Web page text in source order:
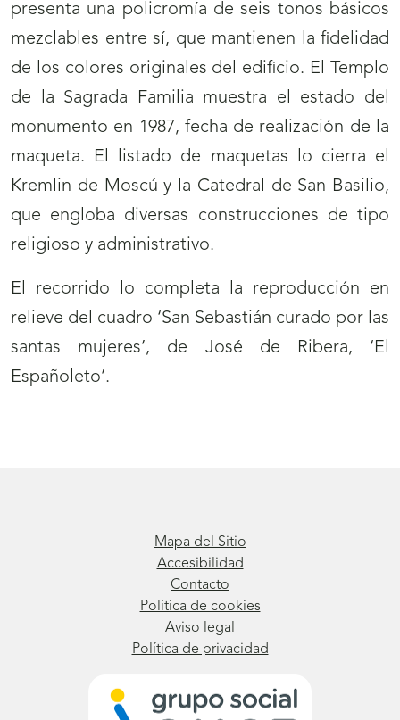
presenta una policromía de seis tonos básicos
mezclables entre sí, que mantienen la fidelidad
de los colores originales del edificio. El Templo
de la Sagrada Familia muestra el estado del
monumento en 1987, fecha de realización de la
maqueta. El listado de maquetas lo cierra el
Kremlin de Moscú y la Catedral de San Basilio,
que engloba diversas construcciones de tipo
religioso y administrativo.
El recorrido lo completa la reproducción en
relieve del cuadro ‘San Sebastián curado por las
santas mujeres’, de José de Ribera, ‘El
Españoleto’.
Mapa del Sitio
Accesibilidad
Contacto
Política de cookies
Aviso legal
Política de privacidad